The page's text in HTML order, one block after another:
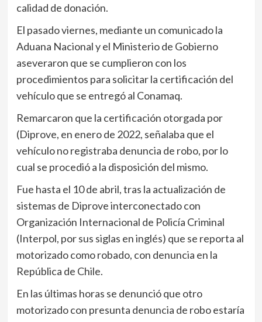
calidad de donación.
El pasado viernes, mediante un comunicado la
Aduana Nacional y el Ministerio de Gobierno
aseveraron que se cumplieron con los
procedimientos para solicitar la certificación del
vehículo que se entregó al Conamaq.
Remarcaron que la certificación otorgada por
(Diprove, en enero de 2022, señalaba que el
vehículo no registraba denuncia de robo, por lo
cual se procedió a la disposición del mismo.
Fue hasta el 10 de abril, tras la actualización de
sistemas de Diprove interconectado con
Organización Internacional de Policía Criminal
(Interpol, por sus siglas en inglés) que se reporta al
motorizado como robado, con denuncia en la
República de Chile.
En las últimas horas se denunció que otro
motorizado con presunta denuncia de robo estaría